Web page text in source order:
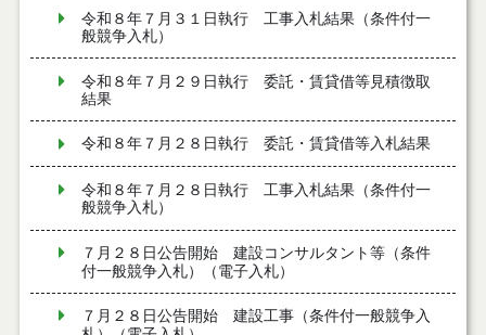
令和８年７月３１日執行 工事入札結果（条件付一
般競争入札）
令和８年７月２９日執行 委託・賃貸借等見積徴取
結果
令和８年７月２８日執行 委託・賃貸借等入札結果
令和８年７月２８日執行 工事入札結果（条件付一
般競争入札）
７月２８日公告開始 建設コンサルタント等（条件
付一般競争入札）（電子入札）
７月２８日公告開始 建設工事（条件付一般競争入